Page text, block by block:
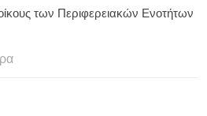
των Περιφερειακών Ενοτήτων